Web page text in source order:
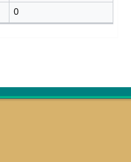
0